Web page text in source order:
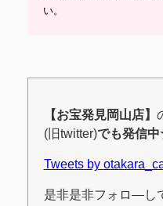
い。
【お宝発見岡山店】
(旧twitter)でも発信
Tweets by
是非是非フォロ―し